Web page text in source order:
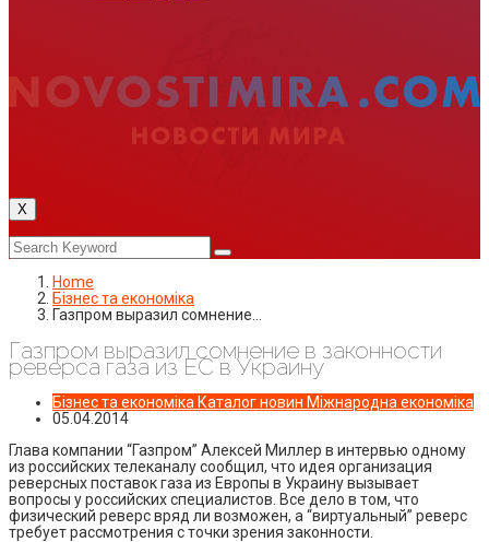
X
Home
Бізнес та економіка
Газпром выразил сомнение…
Газпром выразил сомнение в законности
реверса газа из ЕС в Украину
Бізнес та економіка Каталог новин Міжнародна економіка
05.04.2014
Глава компании “Газпром” Алексей Миллер в интервью одному
из российских телеканалу сообщил, что идея организация
реверсных поставок газа из Европы в Украину вызывает
вопросы у российских специалистов. Все дело в том, что
физический реверс вряд ли возможен, а “виртуальный” реверс
требует рассмотрения с точки зрения законности.